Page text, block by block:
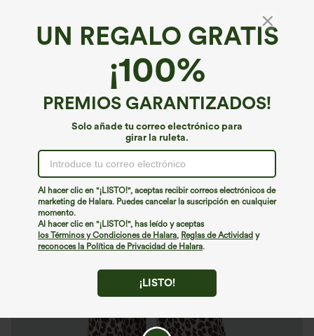
UN REGALO GRATIS
¡100%
PREMIOS GARANTIZADOS!
Solo añade tu correo electrónico para
girar la ruleta.
Al hacer clic en "¡LISTO!", aceptas recibir correos electrónicos de
marketing de Halara. Puedes cancelar la suscripción en cualquier
momento.
Al hacer clic en "¡LISTO!", has leído y aceptas
los Términos y Condiciones de Halara, Reglas de Actividad y
reconoces la Política de Privacidad de Halara.
¡LISTO!
Pantalones capri casual de talle alto con
cordón, estampado de leopardo, pierna
€31,95 EUR Buy 3 Get 4th Free